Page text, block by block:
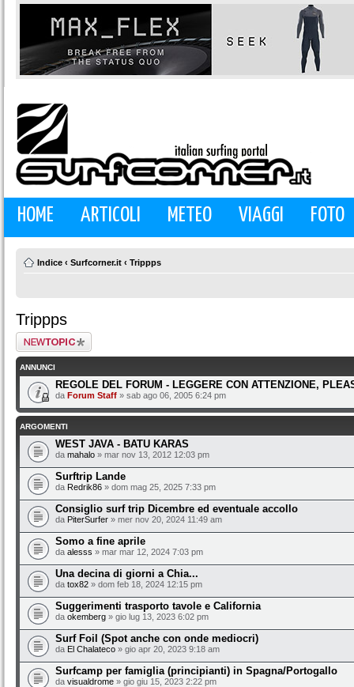
HOME ARTICOLI METEO VIAGGI FOTO
Indice ‹ Surfcorner.it ‹ Trippps
Trippps
Scrivi un nuovo
argomento
ANNUNCI
REGOLE DEL FORUM - LEGGERE CON ATTENZIONE,
da Forum Staff » sab ago 06, 2005 6:24 pm
ARGOMENTI
WEST JAVA - BATU KARAS
da mahalo » mar nov 13, 2012 12:03 pm
Surftrip Lande
da Redrik86 » dom mag 25, 2025 7:33 pm
Consiglio surf trip Dicembre ed eventuale accollo
da PiterSurfer » mer nov 20, 2024 11:49 am
Somo a fine aprile
da alesss » mar mar 12, 2024 7:03 pm
Una decina di giorni a Chia...
da tox82 » dom feb 18, 2024 12:15 pm
Suggerimenti trasporto tavole e California
da okemberg » gio lug 13, 2023 6:02 pm
Surf Foil (Spot anche con onde mediocri)
da El Chalateco » gio apr 20, 2023 9:18 am
Surfcamp per famiglia (principianti) in Spagna/Portogallo
da visualdrome » gio giu 15, 2023 2:22 pm